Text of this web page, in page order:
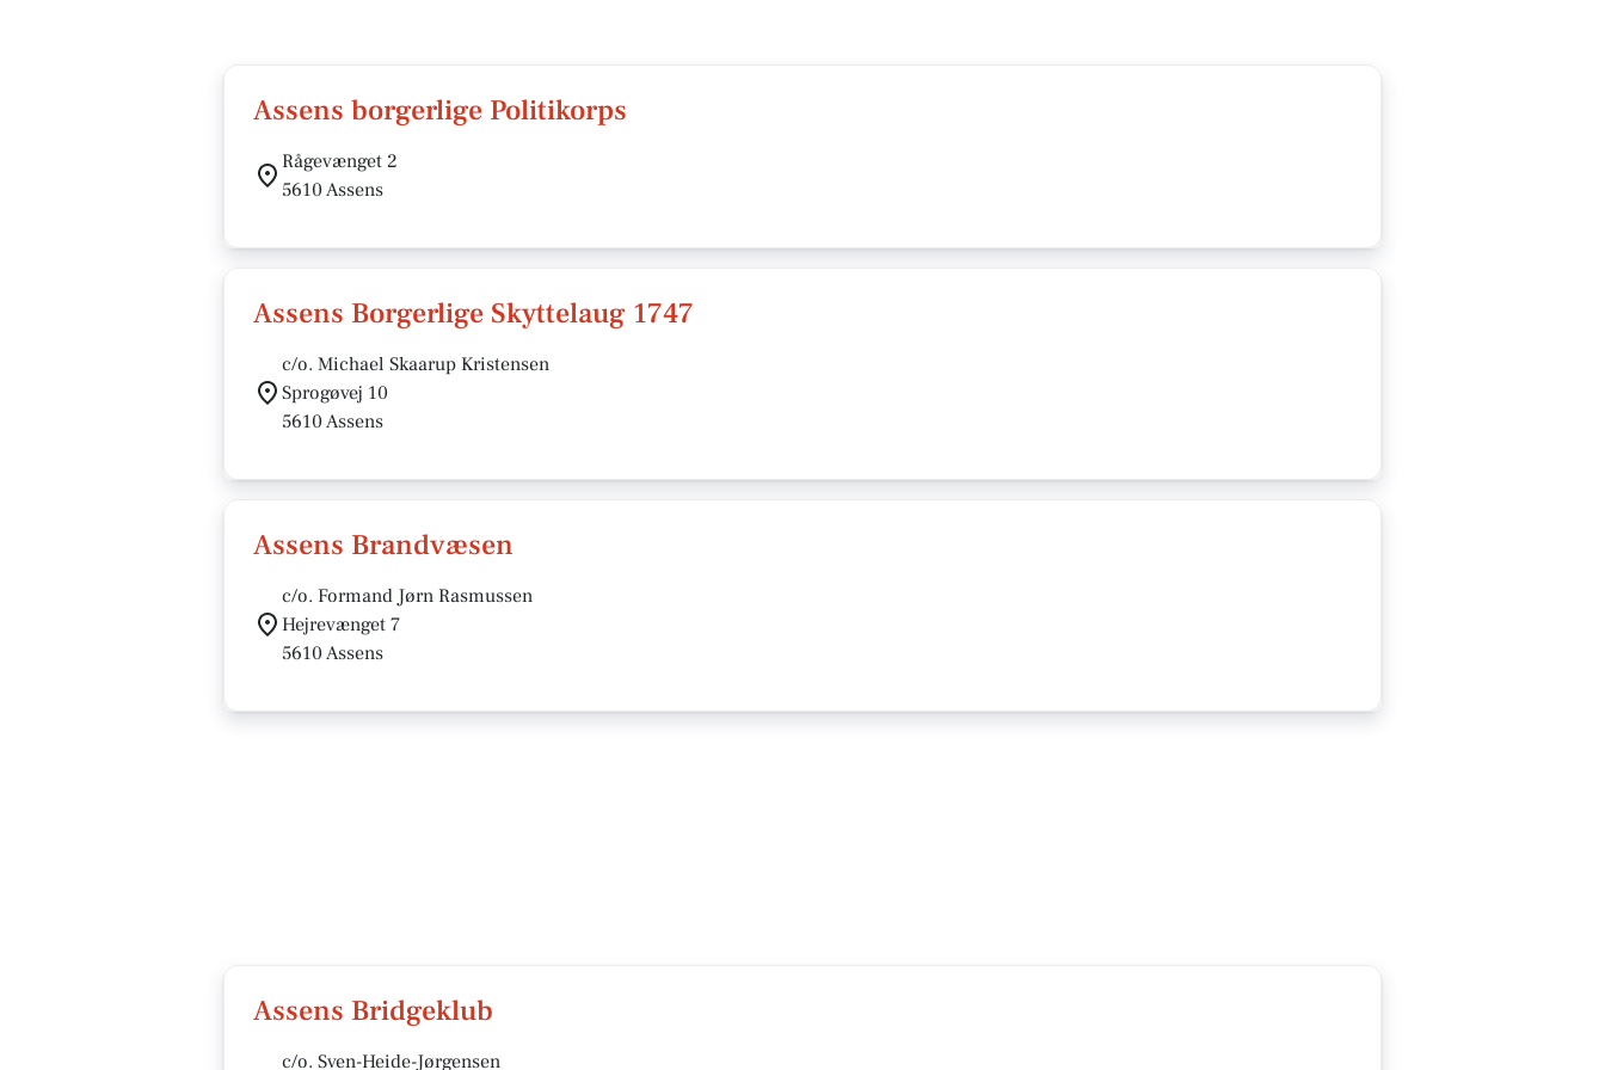
Assens borgerlige Politikorps
Rågevænget 2
5610 Assens
Assens Borgerlige Skyttelaug 1747
c/o. Michael Skaarup Kristensen
Sprogøvej 10
5610 Assens
Assens Brandvæsen
c/o. Formand Jørn Rasmussen
Hejrevænget 7
5610 Assens
Assens Bridgeklub
c/o. Sven-Heide-Jørgensen